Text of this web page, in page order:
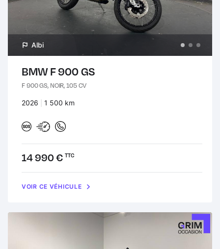
Albi
BMW F 900 GS
F 900 GS, NOIR, 105 CV
Années :
2026 Kilomètres :
1 500 km
Prix :
14 990 € TTC
VOIR CE VÉHICULE